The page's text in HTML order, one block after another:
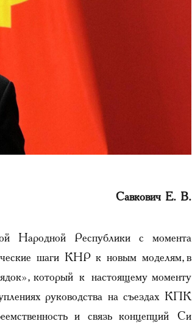
Савкович Е. В.
Народной Республики с момента
шаги КНР к новым моделям, в
который к настоящему моменту
руководства на съездах КПК
и связь концепций Си